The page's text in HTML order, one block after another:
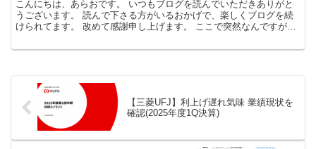
こんにちは、あらおです。 いつもブログを読んでいただきありがと
うございます。 読んで下さる方がいるおかげで、楽しくブログを続
けられてます。 改めて感謝申し上げます。 ここで突然なんですが、
【三菱UFJ】利上げ遅れ気味 業績現状を
確認(2025年度1Q決算)